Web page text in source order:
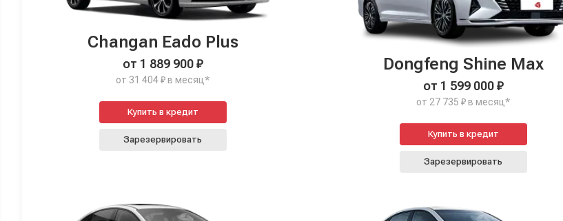
Changan Eado Plus
от 1 889 900 ₽
от 31 404 ₽ в месяц*
Купить в кредит
Зарезервировать
Dongfeng Shine Max
от 1 599 000 ₽
от 27 735 ₽ в месяц*
Купить в кредит
Зарезервировать